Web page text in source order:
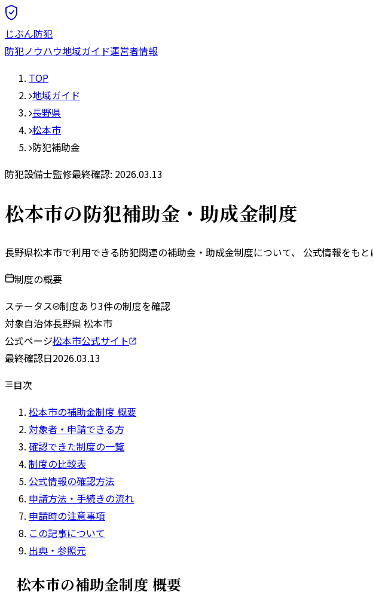
じぶん防犯
防犯ノウハウ地域ガイド運営者情報
TOP
地域ガイド
長野県
松本市
防犯補助金
防犯設備士監修最終確認: 2026.03.13
松本市の防犯補助金・助成金制度
長野県松本市で利用できる防犯関連の補助金・助成金制度について、 公式情報をもと
制度の概要
ステータス 制度あり3件の制度を確認
対象自治体長野県 松本市
公式ページ松本市公式サイト
最終確認日2026.03.13
目次
松本市の補助金制度 概要
対象者・申請できる方
確認できた制度の一覧
制度の比較表
公式情報の確認方法
申請方法・手続きの流れ
申請時の注意事項
この記事について
出典・参照元
松本市の補助金制度 概要